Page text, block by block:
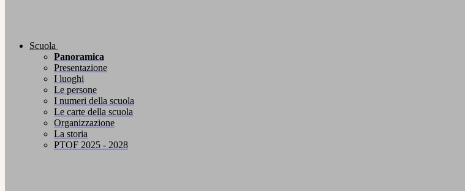
Scuola
Panoramica
Presentazione
I luoghi
Le persone
I numeri della scuola
Le carte della scuola
Organizzazione
La storia
PTOF 2025 - 2028